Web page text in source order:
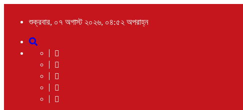
শুক্রবার, ০৭ অগাস্ট ২০২৬, ০৪:৫২ অপরাহ্ন